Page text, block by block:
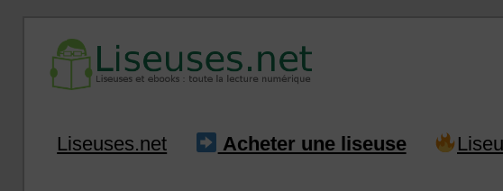
Infos sur les liseuses Kindle,
Liseuses.net Acheter une liseuse